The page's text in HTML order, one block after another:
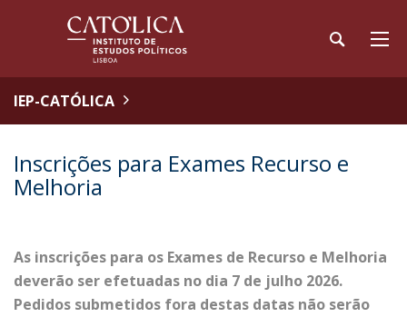
IEP-CATÓLICA
Inscrições para Exames Recurso e
Melhoria
As inscrições para os Exames de Recurso e Melhoria
deverão ser efetuadas no dia 7 de julho 2026.
Pedidos submetidos fora destas datas não serão